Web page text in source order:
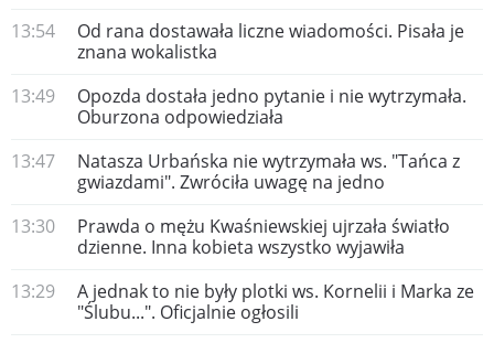
13:54
Od rana dostawała liczne wiadomości. Pisała je
znana wokalistka
13:49
Opozda dostała jedno pytanie i nie wytrzymała.
Oburzona odpowiedziała
13:47
Natasza Urbańska nie wytrzymała ws. "Tańca z
gwiazdami". Zwróciła uwagę na jedno
13:30
Prawda o mężu Kwaśniewskiej ujrzała światło
dzienne. Inna kobieta wszystko wyjawiła
13:29
A jednak to nie były plotki ws. Kornelii i Marka ze
"Ślubu...". Oficjalnie ogłosili